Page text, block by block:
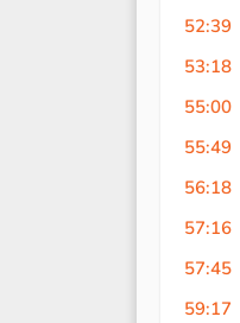
52:39
53:18
55:00
55:49
56:18
57:16
57:45
59:17